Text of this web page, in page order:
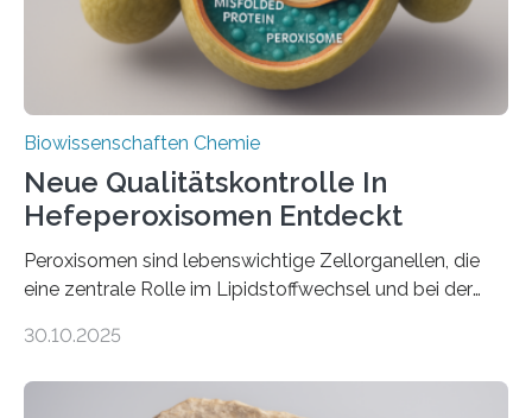
Biowissenschaften Chemie
Neue Qualitätskontrolle In
Hefeperoxisomen Entdeckt
Peroxisomen sind lebenswichtige Zellorganellen, die
eine zentrale Rolle im Lipidstoffwechsel und bei der
erfüllen können, müssen zahlreiche Enzyme präzise in
der Ruhr-Universität Bochum um Prof. Dr. Ralf Erdmann
30.10.2025